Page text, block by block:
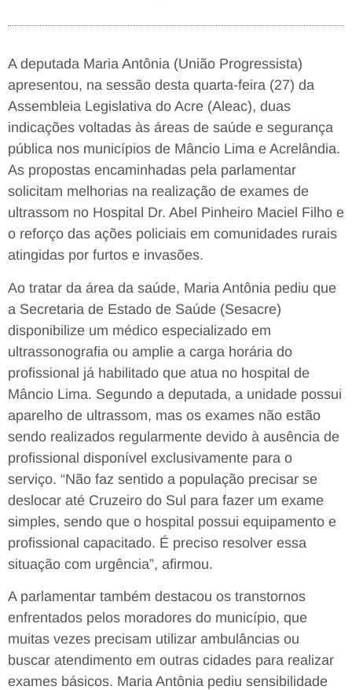
A deputada Maria Antônia (União Progressista)
apresentou, na sessão desta quarta-feira (27) da
Assembleia Legislativa do Acre (Aleac), duas
indicações voltadas às áreas de saúde e segurança
pública nos municípios de Mâncio Lima e Acrelândia.
As propostas encaminhadas pela parlamentar
solicitam melhorias na realização de exames de
ultrassom no Hospital Dr. Abel Pinheiro Maciel Filho e
o reforço das ações policiais em comunidades rurais
atingidas por furtos e invasões.
Ao tratar da área da saúde, Maria Antônia pediu que
a Secretaria de Estado de Saúde (Sesacre)
disponibilize um médico especializado em
ultrassonografia ou amplie a carga horária do
profissional já habilitado que atua no hospital de
Mâncio Lima. Segundo a deputada, a unidade possui
aparelho de ultrassom, mas os exames não estão
sendo realizados regularmente devido à ausência de
profissional disponível exclusivamente para o
serviço. “Não faz sentido a população precisar se
deslocar até Cruzeiro do Sul para fazer um exame
simples, sendo que o hospital possui equipamento e
profissional capacitado. É preciso resolver essa
situação com urgência”, afirmou.
A parlamentar também destacou os transtornos
enfrentados pelos moradores do município, que
muitas vezes precisam utilizar ambulâncias ou
buscar atendimento em outras cidades para realizar
exames básicos. Maria Antônia pediu sensibilidade